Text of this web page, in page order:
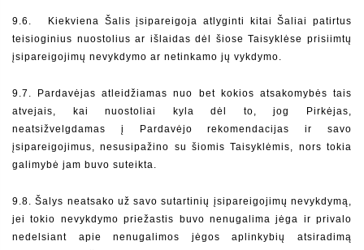
9.6.   Kiekviena Šalis įsipareigoja atlyginti kitai Šaliai patirtus
teisioginius nuostolius ar išlaidas dėl šiose Taisyklėse prisiimtų
įsipareigojimų nevykdymo ar netinkamo jų vykdymo.
9.7. Pardavėjas atleidžiamas nuo bet kokios atsakomybės tais
atvejais, kai nuostoliai kyla dėl to, jog Pirkėjas,
neatsižvelgdamas į Pardavėjo rekomendacijas ir savo
įsipareigojimus, nesusipažino su šiomis Taisyklėmis, nors tokia
galimybė jam buvo suteikta.
9.8. Šalys neatsako už savo sutartinių įsipareigojimų nevykdymą,
jei tokio nevykdymo priežastis buvo nenugalima jėga ir privalo
nedelsiant apie nenugalimos jėgos aplinkybių atsiradimą